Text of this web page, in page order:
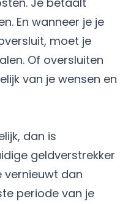
En wanneer je je
moet je
Of oversluiten
van je wensen en
dan is
geldverstrekker
vernieuwt dan
periode van je